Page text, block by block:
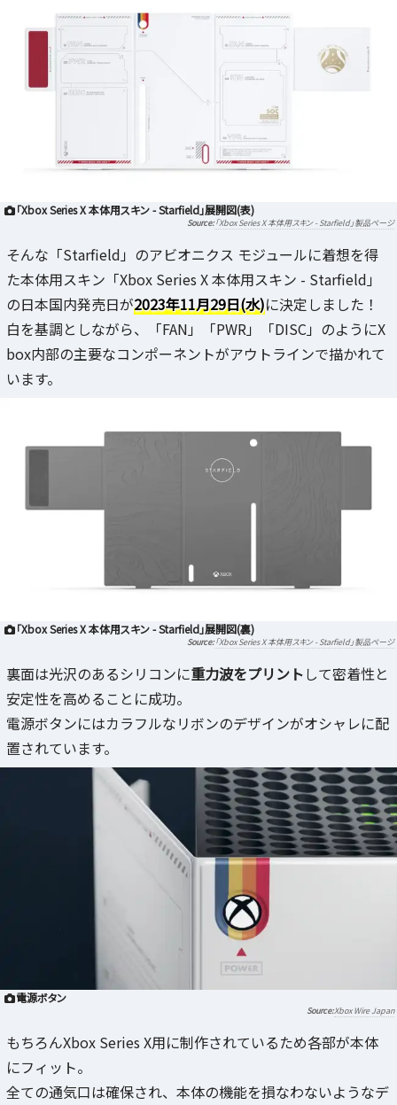
「Xbox Series X 本体用スキン - Starfield」展開図(表)
「Xbox Series X 本体用スキン - Starfield」製品ページ
そんな「Starfield」のアビオニクス モジュールに着想を得
た本体用スキン「Xbox Series X 本体用スキン - Starfield」
の日本国内発売日が2023年11月29日(水)に決定しました！
白を基調としながら、「FAN」「PWR」「DISC」のようにX
box内部の主要なコンポーネントがアウトラインで描かれて
います。
「Xbox Series X 本体用スキン - Starfield」展開図(裏)
「Xbox Series X 本体用スキン - Starfield」製品ページ
裏面は光沢のあるシリコンに重力波をプリントして密着性と
安定性を高めることに成功。
電源ボタンにはカラフルなリボンのデザインがオシャレに配
置されています。
電源ボタン
Xbox Wire Japan
もちろんXbox Series X用に制作されているため各部が本体
にフィット。
全ての通気口は確保され、本体の機能を損なわないようなデ